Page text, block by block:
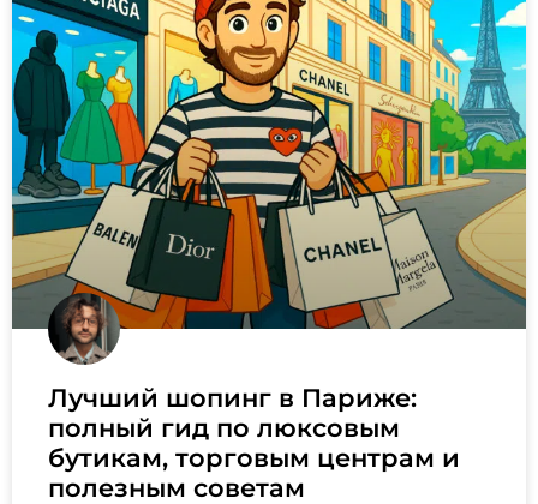
Лучший шопинг в Париже:
полный гид по люксовым
бутикам, торговым центрам и
полезным советам